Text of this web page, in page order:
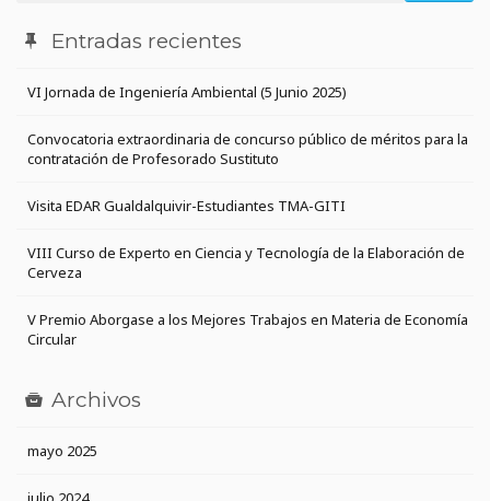
Entradas recientes
VI Jornada de Ingeniería Ambiental (5 Junio 2025)
Convocatoria extraordinaria de concurso público de méritos para la
contratación de Profesorado Sustituto
Visita EDAR Gualdalquivir-Estudiantes TMA-GITI
VIII Curso de Experto en Ciencia y Tecnología de la Elaboración de
Cerveza
V Premio Aborgase a los Mejores Trabajos en Materia de Economía
Circular
Archivos
mayo 2025